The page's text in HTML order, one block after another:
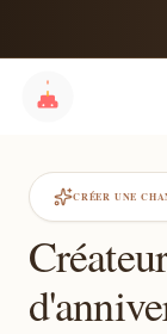
CRÉER UNE